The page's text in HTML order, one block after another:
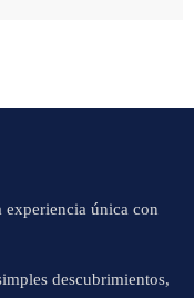
única con
descubrimientos,